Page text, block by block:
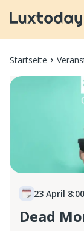
Startseite
23 April
Dead